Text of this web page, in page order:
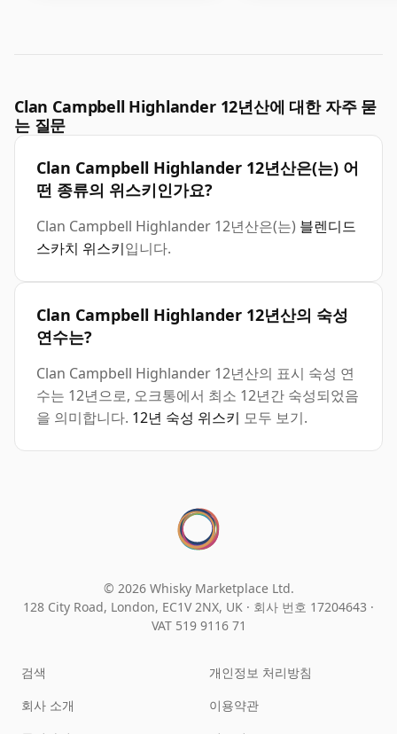
Clan Campbell Highlander 12년산에 대한 자주 묻
는 질문
Clan Campbell Highlander 12년산은(는) 어
떤 종류의 위스키인가요?
Clan Campbell Highlander 12년산은(는) 블렌디드
스카치 위스키입니다.
Clan Campbell Highlander 12년산의 숙성
연수는?
Clan Campbell Highlander 12년산의 표시 숙성 연
수는 12년으로, 오크통에서 최소 12년간 숙성되었음
을 의미합니다. 12년 숙성 위스키 모두 보기.
© 2026 Whisky Marketplace Ltd.
128 City Road, London, EC1V 2NX, UK · 회사 번호 17204643 ·
VAT 519 9116 71
검색
회사 소개
개인정보 처리방침
이용약관